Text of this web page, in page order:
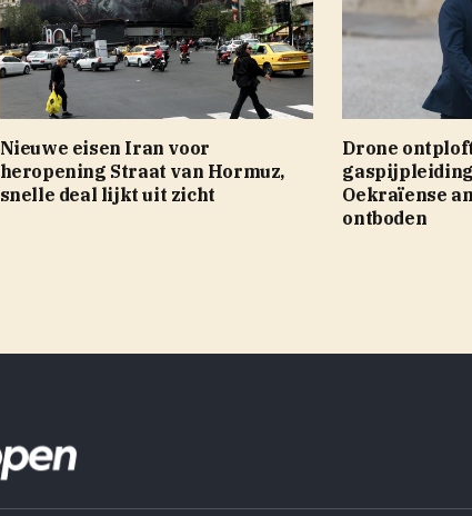
Nieuwe eisen Iran voor
heropening Straat van Hormuz,
snelle deal lijkt uit zicht
Drone
Oekraïense
ontboden